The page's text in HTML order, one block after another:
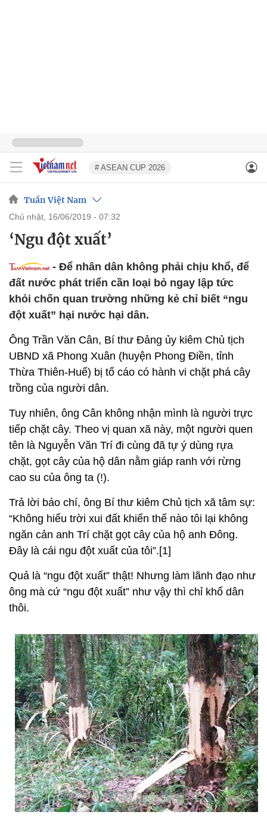
# ASEAN CUP 2026
Tuần Việt Nam
chủ nhật, 16/06/2019 - 07:32
‘Ngu đột xuất’
- Để nhân dân không phải chịu khổ, để
đất nước phát triển cần loại bỏ ngay lập tức
khỏi chốn quan trường những kẻ chỉ biết “ngu
đột xuất” hại nước hại dân.
Ông Trần Văn Cân, Bí thư Đảng ủy kiêm Chủ tịch
UBND xã Phong Xuân (huyện Phong Điền, tỉnh
Thừa Thiên-Huế) bị tố cáo có hành vi chặt phá cây
trồng của người dân.
Tuy nhiên, ông Cân không nhận mình là người trực
tiếp chặt cây. Theo vị quan xã này, một người quen
tên là Nguyễn Văn Trí đi cùng đã tự ý dùng rựa
chặt, gọt cây của hộ dân nằm giáp ranh với rừng
cao su của ông ta (!).
Trả lời báo chí, ông Bí thư kiêm Chủ tịch xã tâm sự:
“Không hiểu trời xui đất khiến thế nào tôi lại không
ngăn cản anh Trí chặt gọt cây của hộ anh Đông.
Đây là cái ngu đột xuất của tôi”.[1]
Quả là “ngu đột xuất” thật! Nhưng làm lãnh đạo như
ông mà cứ “ngu đột xuất” như vậy thì chỉ khổ dân
thôi.